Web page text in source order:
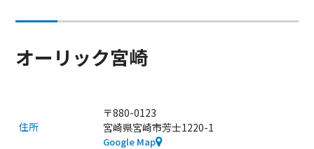
オーリック宮崎
住所
〒880-0123
宮崎県宮崎市芳士1220-1
Google Map